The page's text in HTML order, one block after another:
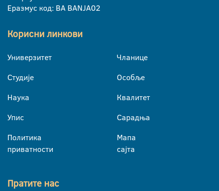
Еразмус код: BA BANJA02
Корисни линкови
Универзитет
Студије
Наука
Упис
Политика
приватности
Чланице
Особље
Квалитет
Сарадња
Мапа
сајта
Пратите нас